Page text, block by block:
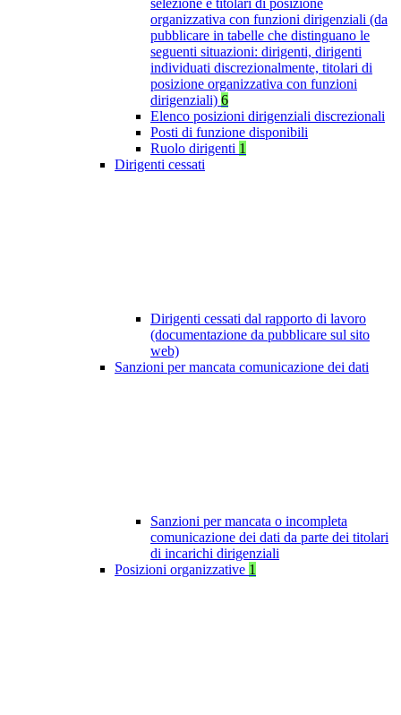
selezione e titolari di posizione
organizzativa con funzioni dirigenziali (da
pubblicare in tabelle che distinguano le
seguenti situazioni: dirigenti, dirigenti
individuati discrezionalmente, titolari di
posizione organizzativa con funzioni
dirigenziali) 6
Elenco posizioni dirigenziali discrezionali
Posti di funzione disponibili
Ruolo dirigenti 1
Dirigenti cessati
Dirigenti cessati dal rapporto di lavoro
(documentazione da pubblicare sul sito
web)
Sanzioni per mancata comunicazione dei dati
Sanzioni per mancata o incompleta
comunicazione dei dati da parte dei titolari
di incarichi dirigenziali
Posizioni organizzative 1